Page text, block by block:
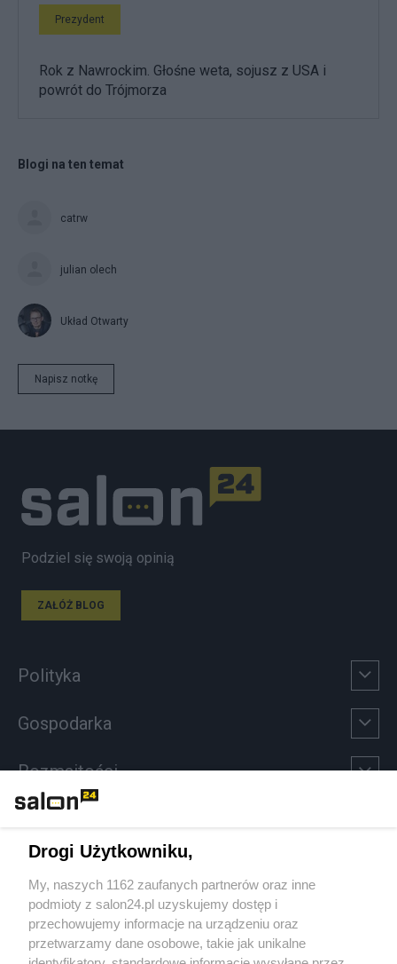
Prezydent
Rok z Nawrockim. Głośne weta, sojusz z USA i
powrót do Trójmorza
Blogi na ten temat
catrw
julian olech
Układ Otwarty
Napisz notkę
Podziel się swoją opinią
ZAŁÓŻ BLOG
Polityka
Gospodarka
Rozmaitości
Sport
Społeczeństwo
Drogi Użytkowniku,
My, naszych 1162 zaufanych partnerów oraz inne
podmioty z salon24.pl uzyskujemy dostęp i
przechowujemy informacje na urządzeniu oraz
przetwarzamy dane osobowe, takie jak unikalne